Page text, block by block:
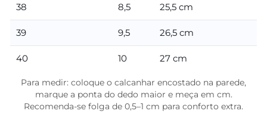
38 8,5 25,5 cm
39 9,5 26,5 cm
40 10 27 cm
Para medir: coloque o calcanhar encostado na parede,
marque a ponta do dedo maior e meça em cm.
Recomenda-se folga de 0,5–1 cm para conforto extra.